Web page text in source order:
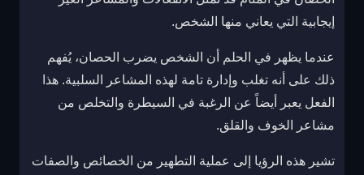
إيجابية التي يعاني منها الشخص.
عندما يظهر في الحلم أن الشخص يضرب الحصان، يُفهم
ذلك على أنه تغلب وإدارة تامة لهذه المشاعر السلبية. هذا
الفعل يعبر أيضاً عن الرغبة في السيطرة والتخلص من
مشاعر الخوف والقلق.
تشير هذه الرؤيا إلى عملية التطهير من الخصائص والصفات